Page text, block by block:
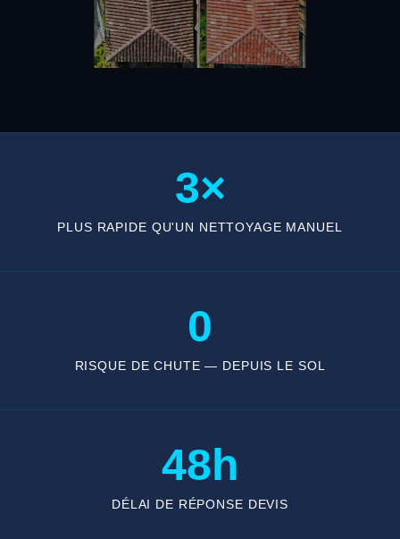
3×
PLUS RAPIDE QU'UN NETTOYAGE MANUEL
0
RISQUE DE CHUTE — DEPUIS LE SOL
48h
DÉLAI DE RÉPONSE DEVIS